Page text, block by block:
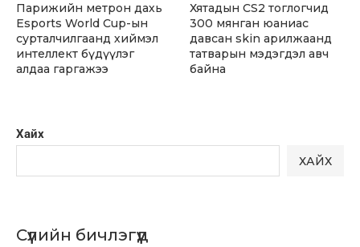
Хайх
ХАЙХ
Сүүлийн бичлэгүүд
Парижийн метрон дахь
Esports World Cup-ын
сурталчилгаанд хиймэл
интеллект бүдүүлэг
алдаа гаргажээ
Хятадын CS2 тоглогчид
300 мянган юаниас
давсан skin арилжаанд
татварын мэдэгдэл авч
байна